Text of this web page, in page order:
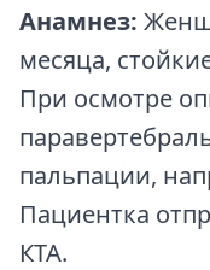
Анамнез:
месяца,
При осмотре
пальпации,
Пациентка
КТА.